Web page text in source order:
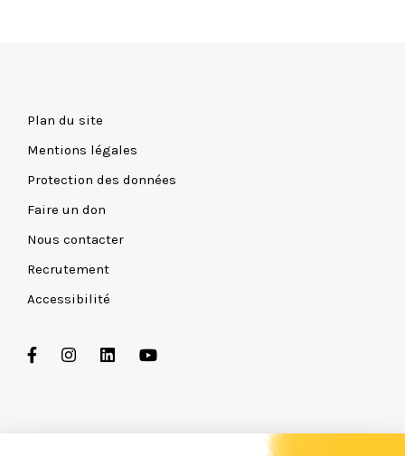
Plan du site
Mentions légales
Protection des données
Faire un don
Nous contacter
Recrutement
Accessibilité